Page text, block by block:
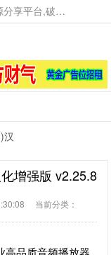
咸鱼资源网【www.xianyuai.cn】全网精品资源分享平台,破解软件,技术源码,火爆项目,工具辅助,这里无所不有。
汉
增强版 v2.25.8
当前分类：
高品质音频播放器